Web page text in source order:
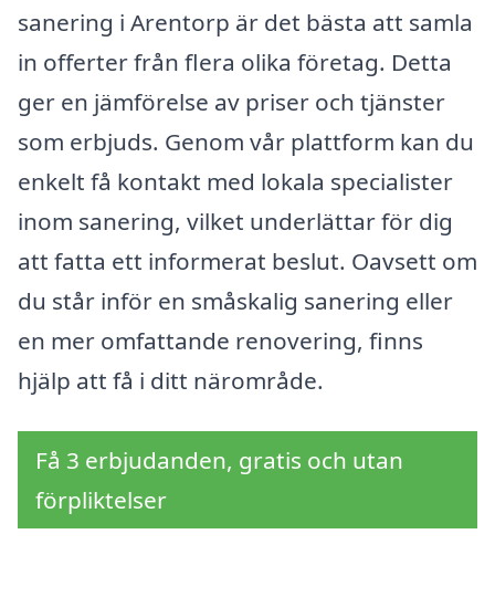
sanering i Arentorp är det bästa att samla
in offerter från flera olika företag. Detta
ger en jämförelse av priser och tjänster
som erbjuds. Genom vår plattform kan du
enkelt få kontakt med lokala specialister
inom sanering, vilket underlättar för dig
att fatta ett informerat beslut. Oavsett om
du står inför en småskalig sanering eller
en mer omfattande renovering, finns
hjälp att få i ditt närområde.
Få 3 erbjudanden, gratis och utan
förpliktelser